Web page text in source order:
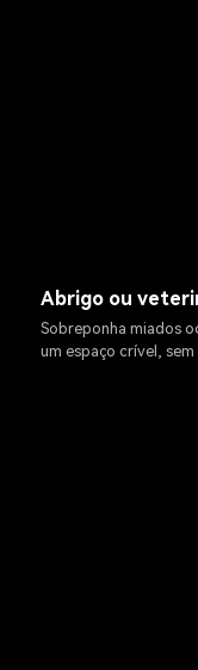
Abrigo ou
Sobreponha miados
um espaço crível,